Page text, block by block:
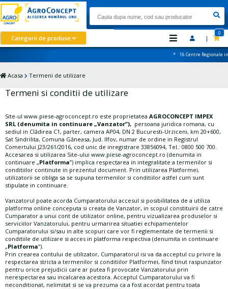
Categorii de produse |
0
* 16 Centre Regionale
Acasa Termeni de utilizare
Termeni si conditii de utilizare
Site-ul www.piese-agroconcept.ro este proprietatea AGROCONCEPT IMPEX
SRL (denumita in continuare „Vanzator”), persoana juridica romana, cu
sediul in Clădirea C1, parter, camera AP04, DN 2 Bucuresti-Urziceni, km 20+600,
Sat Sindrilita, Comuna Găneasa, Jud. Ilfov, numar de ordine in Registrul
Comertului J23/261/2016, cod unic de inregistrare 33856094, Tel.: 0800 500 700.
Accesarea si utilizarea Site-ului www.piese-agroconcept.ro (denumita in
continuare „Platforma”) implica respectarea in integralitate a termenilor si
conditiilor continute in prezentul document. Prin utilizarea Platformei,
utilizatorii se obliga sa se supuna termenilor si conditiilor astfel cum sunt
stipulate in continuare.
Vanzatorul poate acorda Cumparatorului accesul si posibilitatea de a utiliza
platforma online conceputa si creata de Vanzator, in scopul constituirii de catre
Cumparator a unui cont de utilizator online, pentru vizualizarea produselor si
serviciilor Vanzatorului, pentru urmarirea situatiei echipamentelor
Cumparatorului si/sau in alte scopuri care vor fi reglementate de termenii si
conditiile de utilizare si acces in platforma respectiva (denumita in continuare
„Platforma”).
Prin crearea contului de utilizator, Cumparatorul isi va da acceptul cu privire la
respectarea stricta a termenilor si conditiilor Platformei, fiind tinut raspunzator
pentru orice prejudicii care ar putea fi provocate Vanzatorului prin
nerespectarea sau incalcarea acestora. Acceptul Cumparatorului va fi
neconditionat, nelimitat si se va prezuma ca a fost acordat pentru toata